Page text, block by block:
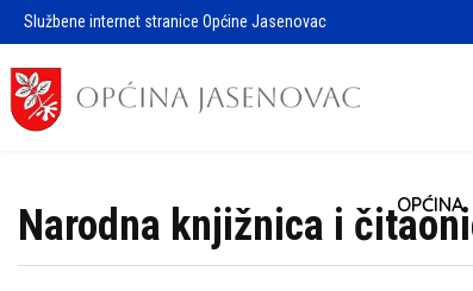
Službene internet stranice Općine Jasenovac
OPĆINA
Narodna knjižnica i